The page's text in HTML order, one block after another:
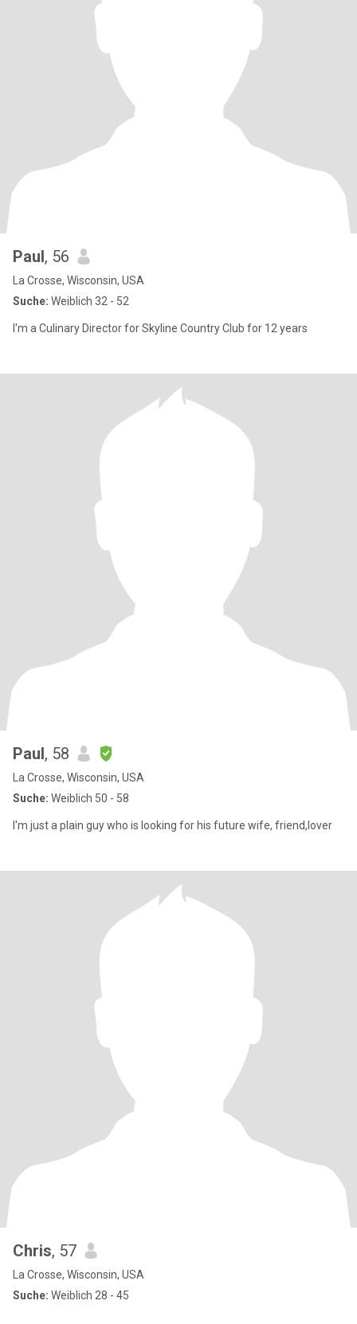
Paul, 56
La Crosse, Wisconsin, USA
Suche: Weiblich 32 - 52
I'm a Culinary Director for Skyline Country Club for 12 years
Paul, 58
La Crosse, Wisconsin, USA
Suche: Weiblich 50 - 58
I'm just a plain guy who is looking for his future wife, friend,lover
Chris, 57
La Crosse, Wisconsin, USA
Suche: Weiblich 28 - 45